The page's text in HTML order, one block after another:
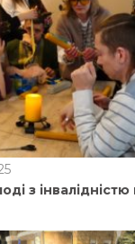
з інвалідністю